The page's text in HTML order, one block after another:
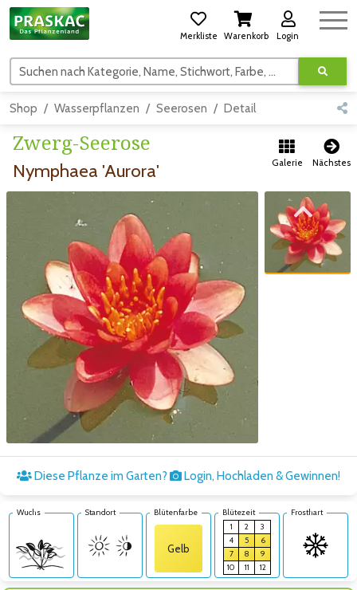
Merkliste Warenkorb Login
Suchen nach Kategorie, Name, Stichwort, Farbe, usw.
Shop Wasserpflanzen Seerosen Detail
Zwerg-Seerose
Nymphaea 'Aurora' Galerie Nächstes
Zum vorigen Bild
Zum nächsten Bild
Diese Pflanze im Garten? Login, Hochladen & Gewinnen!
Wuchs Standort Blütenfarbe
Gelb
Blütezeit
1
2
3
4
5
6
7
8
9
10
11 12
Frosthart